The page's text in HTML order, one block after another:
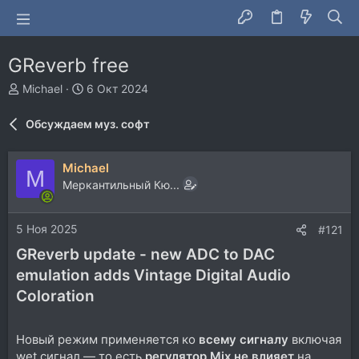
GReverb free
А
т
р
т
Michael
Д
н
а
6 Окт 2024
Обсуждаем муз. софт
M Michael
Меркантильный Кю...
5 Ноя 2025 #121
GReverb update - new ADC to DAC
emulation adds Vintage Digital Audio
Coloration
Новый режим применяется ко всему сигналу включая